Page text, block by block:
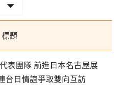
標題
表團隊 前進日本名古屋展
台日情誼爭取雙向互訪